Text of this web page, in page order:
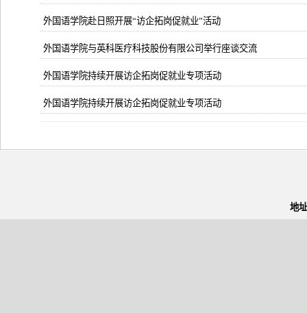
外国语学院赴日照开展“访企拓岗促就业”活动
外国语学院与英科医疗科技股份有限公司举行座谈交流
外国语学院持续开展访企拓岗促就业专项活动
外国语学院持续开展访企拓岗促就业专项活动
地址